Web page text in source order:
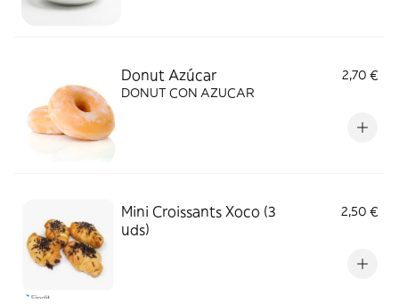
Donut Azúcar
2,70 €
DONUT CON AZUCAR
Mini Croissants Xoco (3
uds)
2,50 €